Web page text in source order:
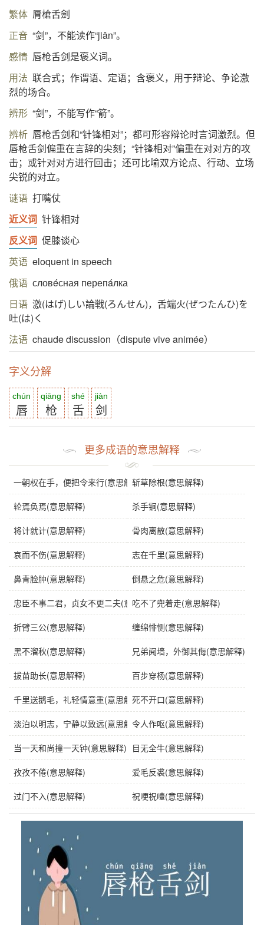
繁体 脣槍舌劍
正音 “剑”，不能读作“jiǎn”。
感情 唇枪舌剑是褒义词。
用法 联合式；作谓语、定语；含褒义，用于辩论、争论激
烈的场合。
辨形 “剑”，不能写作“箭”。
辨析 唇枪舌剑和“针锋相对”；都可形容辩论时言词激烈。但
唇枪舌剑偏重在言辞的尖刻；“针锋相对”偏重在对对方的攻
击；或针对对方进行回击；还可比喻双方论点、行动、立场
尖锐的对立。
谜语 打嘴仗
近义词 针锋相对
反义词 促膝谈心
英语 eloquent in speech
俄语 словéсная перепáлка
日语 激(はげ)しい論戦(ろんせん)，舌端火(ぜつたんひ)を
吐(は)く
法语 chaude discussion（dispute vive animée）
字义分解
chún
唇
qiāng
枪
shé
舌
jiàn
剑
更多成语的意思解释
一朝权在手，便把令来行(意思解释)斩草除根(意思解释)
轮焉奂焉(意思解释) 杀手锏(意思解释)
将计就计(意思解释) 骨肉离散(意思解释)
哀而不伤(意思解释) 志在千里(意思解释)
鼻青脸肿(意思解释) 倒悬之危(意思解释)
忠臣不事二君，贞女不更二夫(意思解释)吃不了兜着走(意思解释)
折臂三公(意思解释) 缠绵悱恻(意思解释)
黑不溜秋(意思解释) 兄弟阋墙，外御其侮(意思解释)
拔苗助长(意思解释) 百步穿杨(意思解释)
千里送鹅毛，礼轻情意重(意思解释)死不开口(意思解释)
淡泊以明志，宁静以致远(意思解释)令人作呕(意思解释)
当一天和尚撞一天钟(意思解释) 目无全牛(意思解释)
孜孜不倦(意思解释) 爱毛反裘(意思解释)
过门不入(意思解释) 祝哽祝噎(意思解释)